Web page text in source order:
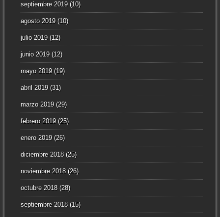
septiembre 2019(10)
agosto 2019(10)
julio 2019(12)
junio 2019(12)
mayo 2019(19)
abril 2019(31)
marzo 2019(29)
febrero 2019(25)
enero 2019(26)
diciembre 2018(25)
noviembre 2018(26)
octubre 2018(28)
septiembre 2018(15)